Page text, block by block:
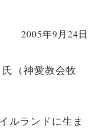
2005年9月24日
（神愛教会牧
ルランドに生ま